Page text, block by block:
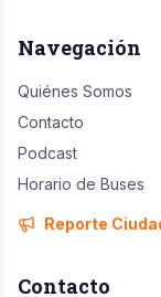
Navegación
Quiénes Somos
Contacto
Podcast
Horario de Buses
Reporte
Contacto